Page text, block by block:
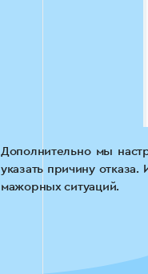
Дополнительно мы
указать причину
мажорных ситуаций.